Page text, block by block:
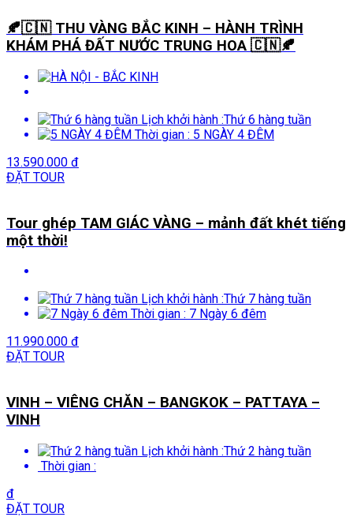
🍂🇨🇳 THU VÀNG BẮC KINH – HÀNH TRÌNH
KHÁM PHÁ ĐẤT NƯỚC TRUNG HOA 🇨🇳🍂
Lịch khởi hành :Thứ 6 hàng tuần
Thời gian : 5 NGÀY 4 ĐÊM
13.590.000 đ
ĐẶT TOUR
Tour ghép TAM GIÁC VÀNG – mảnh đất khét tiếng
một thời!
Lịch khởi hành :Thứ 7 hàng tuần
Thời gian : 7 Ngày 6 đêm
11.990.000 đ
ĐẶT TOUR
VINH – VIÊNG CHĂN – BANGKOK – PATTAYA –
VINH
Lịch khởi hành :Thứ 2 hàng tuần
Thời gian :
đ
ĐẶT TOUR